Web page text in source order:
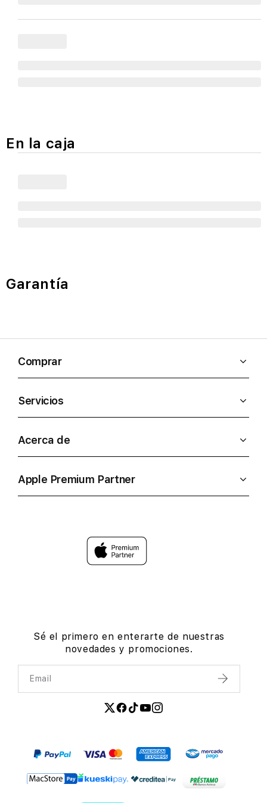
En la caja
Garantía
Comprar
Servicios
Acerca de
Apple Premium Partner
Sé el primero en enterarte de nuestras
novedades y promociones.
Email